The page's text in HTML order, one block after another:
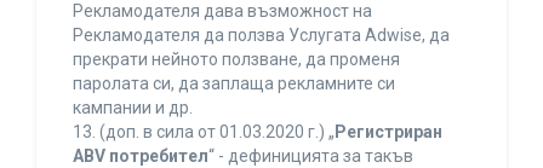
Рекламодателя дава възможност на
Рекламодателя да ползва Услугата Adwise, да
прекрати нейното ползване, да променя
паролата си, да заплаща рекламните си
кампании и др.
13. (доп. в сила от 01.03.2020 г.) „ Регистриран
ABV потребител“ - дефиницията за такъв